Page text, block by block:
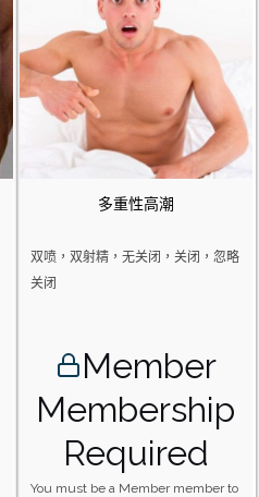
多重性高潮
双喷，双射精，无关闭，关闭，忽略
关闭
Member
Membership
Required
You must be a Member member to